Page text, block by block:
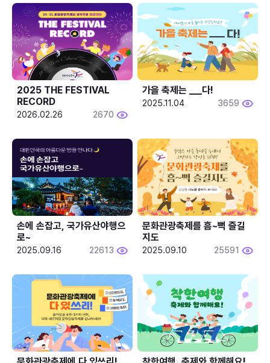
2025 THE FESTIVAL
RECORD
2026.02.26 2670
2025.11.04 3659
손에 손잡고, 국가유산야행으
로~
2025.09.16 22613
문화관광축제를 흠~뻑 즐길
지도
2025.09.10 25591